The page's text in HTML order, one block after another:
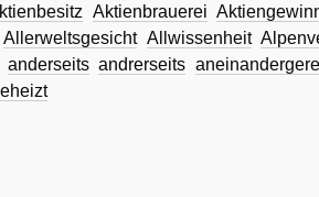
Aktienbrauerei
Allerweltsgesicht Allwissenheit
anderseits andrerseits